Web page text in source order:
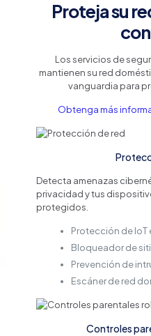
Proteja su
Los servicios de
mantienen su red
vanguardia para
Obtenga más
Detecta amenazas
privacidad y tus
protegidos.
Protección de IoT
Bloqueador de
Prevención de
Escáner de red
Controles